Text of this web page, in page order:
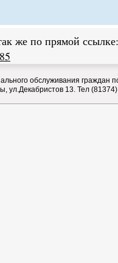
же по прямой ссылке:
обслуживания граждан
ул.Декабристов 13. Тел